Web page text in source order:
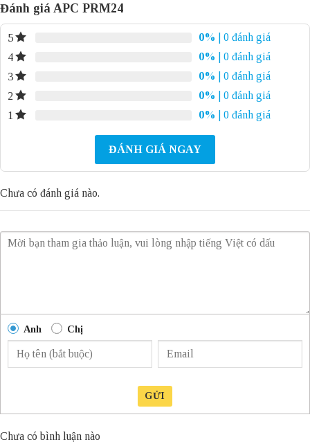
Đánh giá APC PRM24
5 0%
| 0 đánh giá
4
0%
| 0 đánh giá
3
0%
| 0 đánh giá
2
0%
| 0 đánh giá
1
0% | 0 đánh giá
ĐÁNH GIÁ NGAY
Chưa có đánh giá nào.
Anh Chị
GỬI
Chưa có bình luận nào